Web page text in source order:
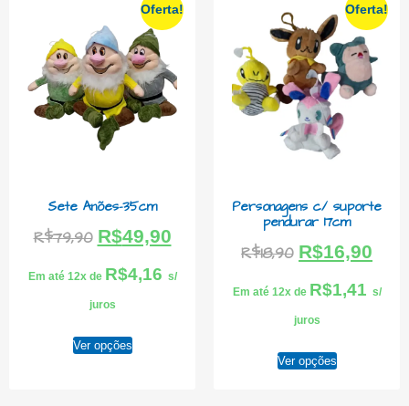
Oferta!
Sete Anões-35cm
R$79,90 R$49,90
Em até 12x de R$4,16 s/
juros
Ver opções
Oferta!
Personagens c/ suporte
pendurar 17cm
R$18,90 R$16,90
Em até 12x de R$1,41 s/
juros
Ver opções